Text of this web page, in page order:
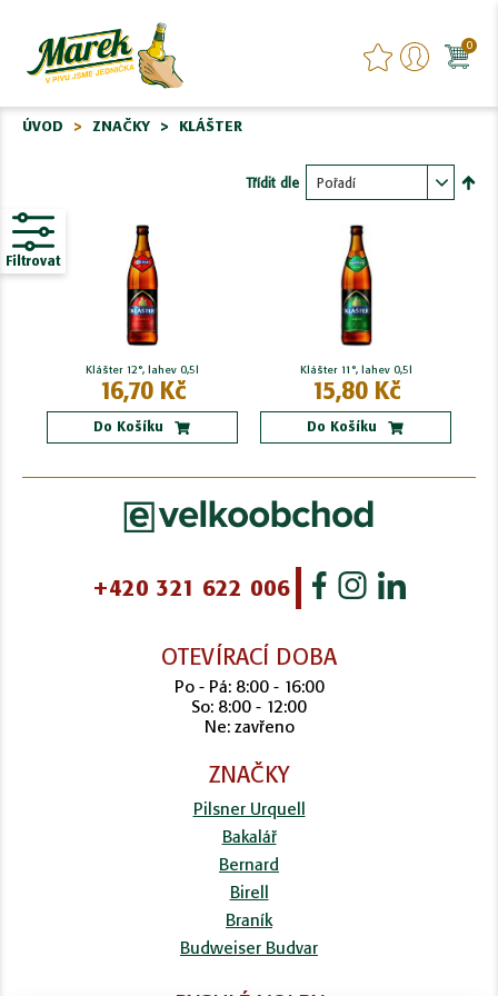
0
ÚVOD ZNAČKY KLÁŠTER
Třídit dle
Klášter 12°, lahev 0,5l
16,70 Kč
Do Košíku
Klášter 11°, lahev 0,5l
15,80 Kč
Do Košíku
Filtrovat
+420 321 622 006
OTEVÍRACÍ DOBA
Po - Pá: 8:00 - 16:00
So: 8:00 - 12:00
Ne: zavřeno
ZNAČKY
Pilsner Urquell
Bakalář
Bernard
Birell
Braník
Budweiser Budvar